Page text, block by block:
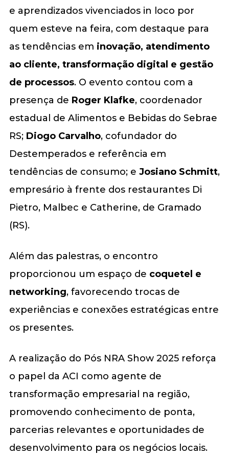
e aprendizados vivenciados in loco por
quem esteve na feira, com destaque para
as tendências em inovação, atendimento
ao cliente, transformação digital e gestão
de processos. O evento contou com a
presença de Roger Klafke, coordenador
estadual de Alimentos e Bebidas do Sebrae
RS; Diogo Carvalho, cofundador do
Destemperados e referência em
tendências de consumo; e Josiano Schmitt,
empresário à frente dos restaurantes Di
Pietro, Malbec e Catherine, de Gramado
(RS).
Além das palestras, o encontro
proporcionou um espaço de coquetel e
networking, favorecendo trocas de
experiências e conexões estratégicas entre
os presentes.
A realização do Pós NRA Show 2025 reforça
o papel da ACI como agente de
transformação empresarial na região,
promovendo conhecimento de ponta,
parcerias relevantes e oportunidades de
desenvolvimento para os negócios locais.